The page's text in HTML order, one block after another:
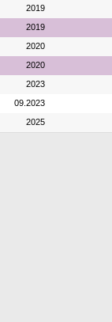
2019
2019
2020
2020
2023
09.2023
2025